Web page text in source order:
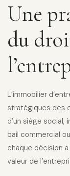
Une
du
L’immobilier
stratégiques des
d’un siège
bail commercial
chaque décision
valeur de